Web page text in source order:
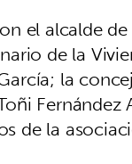
el alcalde
de la
la
de la